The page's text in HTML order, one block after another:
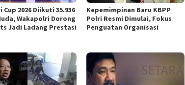
Cup 2026 Diikuti 35.936
Wakapolri Dorong
Jadi Ladang Prestasi
Kepemimpinan Baru KBPP
Polri Resmi Dimulai, Fokus
Penguatan Organisasi